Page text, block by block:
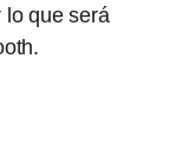
lo que será